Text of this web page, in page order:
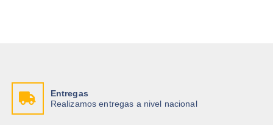
Entregas
Realizamos entregas a nivel nacional